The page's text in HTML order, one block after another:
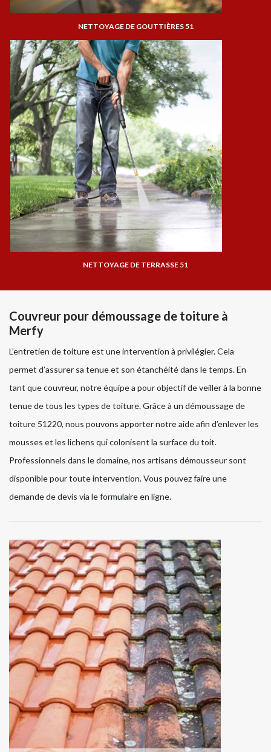
NETTOYAGE DE GOUTTIÈRES 51
NETTOYAGE DE TERRASSE 51
Couvreur pour démoussage de toiture à
Merfy
L’entretien de toiture est une intervention à privilégier. Cela
permet d’assurer sa tenue et son étanchéité dans le temps. En
tant que couvreur, notre équipe a pour objectif de veiller à la bonne
tenue de tous les types de toiture. Grâce à un démoussage de
toiture 51220, nous pouvons apporter notre aide afin d’enlever les
mousses et les lichens qui colonisent la surface du toit.
Professionnels dans le domaine, nos artisans démousseur sont
disponible pour toute intervention. Vous pouvez faire une
demande de devis via le formulaire en ligne.